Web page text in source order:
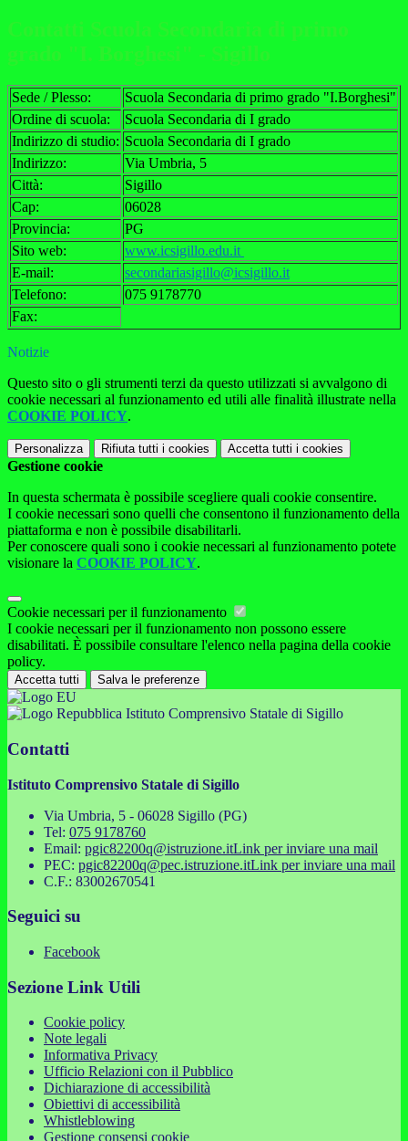
Contatti Scuola Secondaria di primo
grado "I. Borghesi" - Sigillo
Sede / Plesso:
Scuola Secondaria di primo grado "I.Borghesi"
Ordine di scuola:
Scuola Secondaria di I grado
Indirizzo di studio: Scuola Secondaria di I grado
Indirizzo:
Via Umbria, 5
Città:
Sigillo
Cap:
06028
Provincia:
PG
Sito web:
www.icsigillo.edu.it
E-mail:
secondariasigillo@icsigillo.it
Telefono:
075 9178770
Fax:
Notizie
Questo sito o gli strumenti terzi da questo utilizzati si avvalgono di
cookie necessari al funzionamento ed utili alle finalità illustrate nella
COOKIE POLICY.
Personalizza Rifiuta tutti i cookies Accetta tutti i cookies
Gestione cookie
In questa schermata è possibile scegliere quali cookie consentire.
I cookie necessari sono quelli che consentono il funzionamento della
piattaforma e non è possibile disabilitarli.
Per conoscere quali sono i cookie necessari al funzionamento potete
visionare la COOKIE POLICY.
Cookie necessari per il funzionamento
I cookie necessari per il funzionamento non possono essere
disabilitati. È possibile consultare l'elenco nella pagina della cookie
policy.
Accetta tutti Salva le preferenze
Istituto Comprensivo Statale di Sigillo
Contatti
Istituto Comprensivo Statale di Sigillo
Via Umbria, 5 - 06028 Sigillo (PG)
Tel: 075 9178760
Email: pgic82200q@istruzione.itLink per inviare una mail
PEC: pgic82200q@pec.istruzione.itLink per inviare una mail
C.F.: 83002670541
Seguici su
Facebook
Sezione Link Utili
Cookie policy
Note legali
Informativa Privacy
Ufficio Relazioni con il Pubblico
Dichiarazione di accessibilità
Obiettivi di accessibilità
Whistleblowing
Gestione consensi cookie